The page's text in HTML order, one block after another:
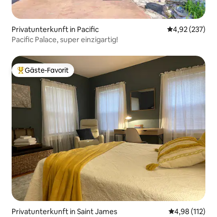
Privatunterkunft in Pacific
4,92 (237)
Pacific Palace, super einzigartig!
Beliebter Gäste-Favorit.
Gäste-Favorit
Privatunterkunft in Saint James
4,98 (112)